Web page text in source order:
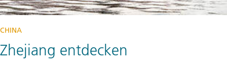
CHINA
Zhejiang entdecken